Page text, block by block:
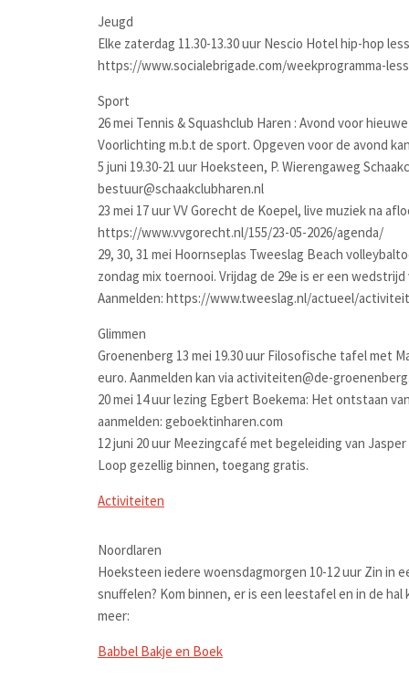
Jeugd
Elke zaterdag 11.30-13.30 uur Nescio Hotel hip-hop
https://www.socialebrigade.com/weekprogramma-
Sport
26 mei Tennis & Squashclub Haren : Avond voor
Voorlichting m.b.t de sport. Opgeven voor de avond
5 juni 19.30-21 uur Hoeksteen, P. Wierengaweg
bestuur@schaakclubharen.nl
23 mei 17 uur VV Gorecht de Koepel, live muziek na
https://www.vvgorecht.nl/155/23-05-2026/agenda/
29, 30, 31 mei Hoornseplas Tweeslag Beach
zondag mix toernooi. Vrijdag de 29e is er een
Aanmelden: https://www.tweeslag.nl/actueel/
Glimmen
Groenenberg 13 mei 19.30 uur Filosofische tafel met
euro. Aanmelden kan via activiteiten@de-
20 mei 14 uur lezing Egbert Boekema: Het ontstaan
aanmelden: geboektinharen.com
12 juni 20 uur Meezingcafé met begeleiding van
Loop gezellig binnen, toegang gratis.
Activiteiten
Noordlaren
Hoeksteen iedere woensdagmorgen 10-12 uur Zin in
snuffelen? Kom binnen, er is een leestafel en in de
meer:
Babbel Bakje en Boek